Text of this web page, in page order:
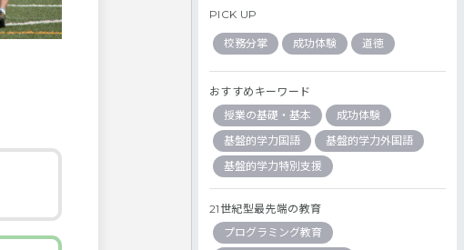
PICK UP
校務分掌 成功体験 道徳
おすすめキーワード
授業の基礎・基本
成功体験
基盤的学力国語
基盤的学力外国語
基盤的学力特別支援
21世紀型最先端の教育
プログラミング教育